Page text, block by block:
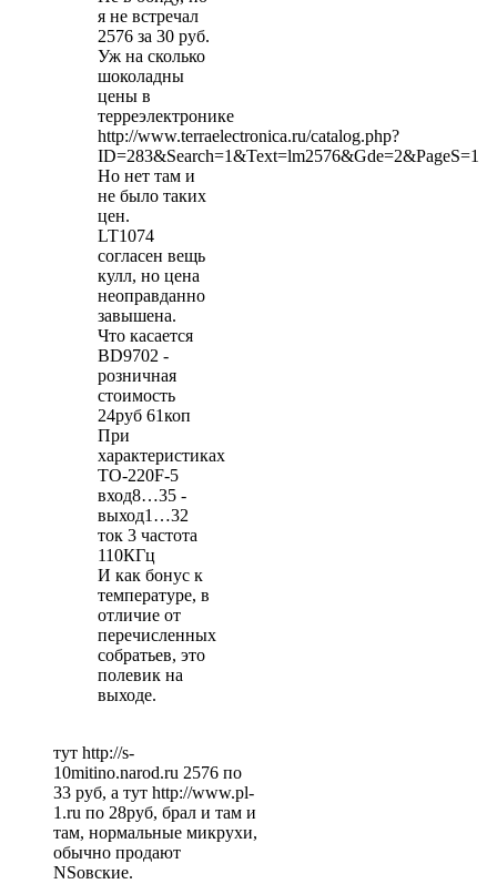
я не встречал
2576 за 30 руб.
Уж на сколько
шоколадны
цены в
терреэлектронике
http://www.terraelectronica.ru/catalog.php?
ID=283&Search=1&Text=lm2576&Gde=2&PageS=1
Но нет там и
не было таких
цен.
LT1074
согласен вещь
кулл, но цена
неоправданно
завышена.
Что касается
BD9702 -
розничная
стоимость
24руб 61коп
При
характеристиках
TO-220F-5
вход8…35 -
выход1…32
ток 3 частота
110КГц
И как бонус к
температуре, в
отличие от
перечисленных
собратьев, это
полевик на
выходе.
тут http://s-
10mitino.narod.ru 2576 по
33 руб, а тут http://www.pl-
1.ru по 28руб, брал и там и
там, нормальные микрухи,
обычно продают
NSовские.